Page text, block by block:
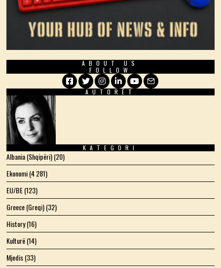
ABOUT US
FOLLOW
Facebook
TwitterInstagram
LinkedIn
YouTube
Email
AUTORËT
KATEGORI
Albania (Shqipëri)(20)
Ekonomi(4 281)
EU/BE(123)
Greece (Greqi)(32)
History(16)
Kulturë(14)
Mjedis(33)